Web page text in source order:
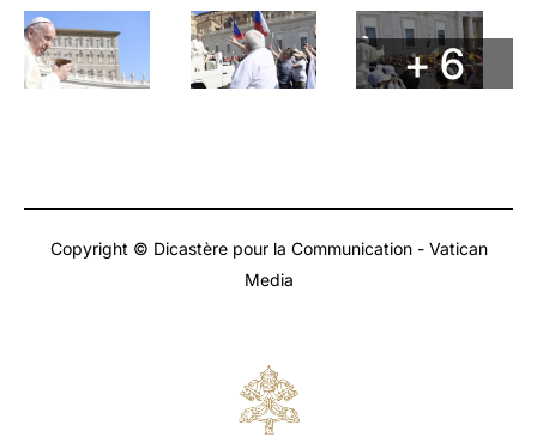
+ 6
Copyright © Dicastère pour la Communication - Vatican
Media